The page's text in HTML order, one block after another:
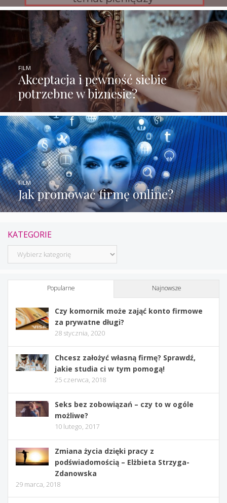
Akceptacja i pewność siebie
potrzebne w biznesie?
FILM
Jak promować firmę online?
FILM
KATEGORIE
Kategorie
Popularne Najnowsze
Czy komornik może zająć konto firmowe
za prywatne długi?
28 stycznia, 2020
Chcesz założyć własną firmę? Sprawdź,
jakie studia ci w tym pomogą!
25 czerwca, 2018
Seks bez zobowiązań – czy to w ogóle
możliwe?
10 lutego, 2017
Zmiana życia dzięki pracy z
podświadomością – Elżbieta Strzyga-
Zdanowska
29 marca, 2018